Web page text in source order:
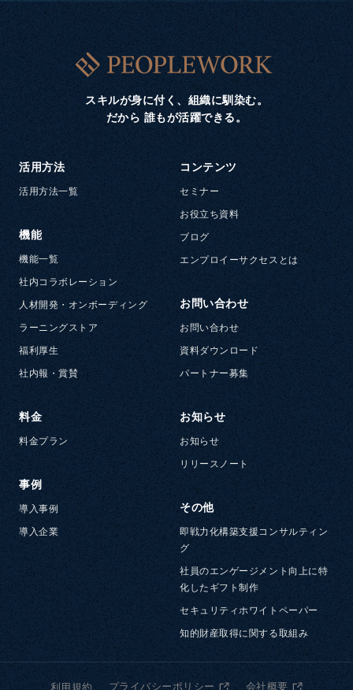
スキルが身に付く、組織に馴染む。
だから 誰もが活躍できる。
活用方法
活用方法一覧
機能
機能一覧
社内コラボレーション
人材開発・オンボーディング
ラーニングストア
福利厚生
社内報・賞賛
料金
料金プラン
事例
導入事例
導入企業
コンテンツ
セミナー
お役立ち資料
ブログ
エンプロイーサクセスとは
お問い合わせ
お問い合わせ
資料ダウンロード
パートナー募集
お知らせ
お知らせ
リリースノート
その他
即戦力化構築支援コンサルティン
グ
社員のエンゲージメント向上に特
化したギフト制作
セキュリティホワイトペーパー
知的財産取得に関する取組み
利用規約 プライバシーポリシー 会社概要